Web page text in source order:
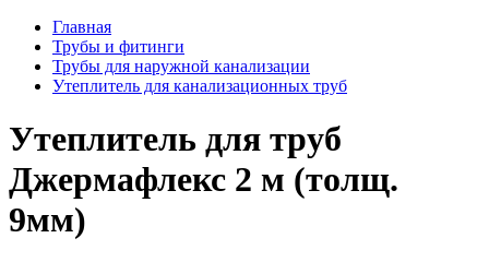
Главная
Трубы и фитинги
Трубы для наружной канализации
Утеплитель для канализационных труб
Утеплитель для труб
Джермафлекс 2 м (толщ.
9мм)